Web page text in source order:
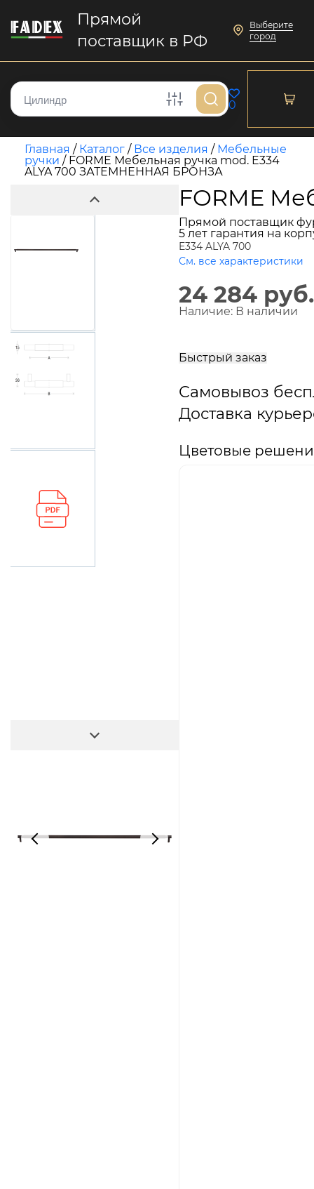
Прямой
поставщик в РФ
Выберите
город
0
Главная / Каталог / Все изделия / Мебельные
ручки / FORME Мебельная ручка mod. E334
ALYA 700 ЗАТЕМНЕННАЯ БРОНЗА
FORME
Прямой поставщик
5 лет гарантия на
E334 ALYA 700
См. все характеристики
24 284 руб.
Наличие: В наличии
Быстрый заказ
Самовывоз
Доставка
Цветовые